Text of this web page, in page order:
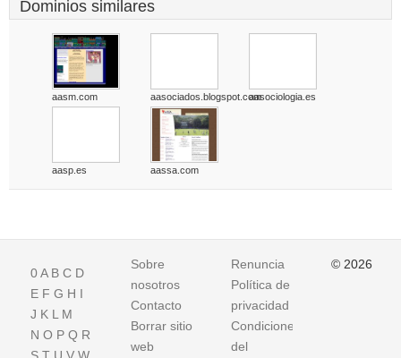
Dominios similares
aasm.com aasociados.blogspot.comaasociologia.es
aasp.es aassa.com
0A B C D
E F G H I
J K L M
N O P Q R
Sobre
nosotros
Contacto
Borrar sitio
web
Renuncia
Política de
privacidad
Condiciones
del
© 2026